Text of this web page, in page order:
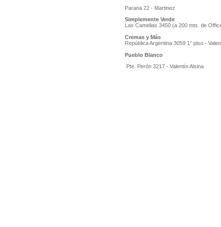
Parana 22 - Martinez
Simplemente Verde
Las Camelias 3450 (a 200 mts. de
Cremas y Más
República Argentina 3059 1° piso -
Pueblo Blanco
Pte. Perón 3217 - Valentín Alsina